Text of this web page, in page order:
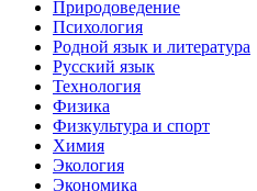
Природоведение
Психология
Родной язык и литература
Русский язык
Технология
Физика
Физкультура и спорт
Химия
Экология
Экономика